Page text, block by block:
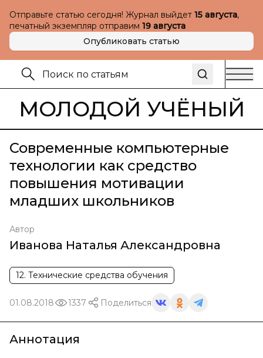
Отправьте статью сегодня! Журнал выйдет 15 августа,
печатный экземпляр отправим 19 августа
Опубликовать статью
МОЛОДОЙ УЧЁНЫЙ
Современные компьютерные
технологии как средство
повышения мотивации
младших школьников
Автор
Иванова Наталья Александровна
12. Технические средства обучения
01.08.2018 1337 Поделиться
Аннотация